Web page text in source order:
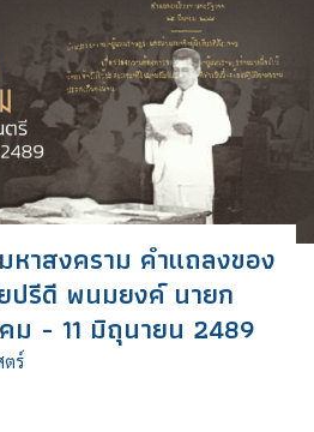
าสงคราม คำแถลงของ
รีดี พนมยงค์ นายก
ม - 11 มิถุนายน 2489
ตร์